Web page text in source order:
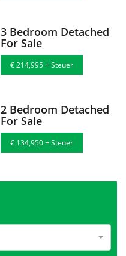
3 Bedroom Detached
For Sale
€ 214,995 + Steuer
2 Bedroom Detached
For Sale
€ 134,950 + Steuer